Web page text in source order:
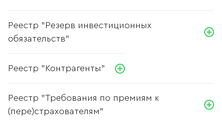
Реестр "Резерв инвестиционных
обязательств"
Реестр "Контрагенты"
Реестр "Требования по премиям к
(пере)страхователям"